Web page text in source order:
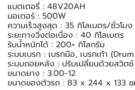
แบตเตอรี่ : 48V20AH
มอเตอร์ : 500W
ความเร็วสูงสุด : 35 กิโลเมตร/ชั่วโมง
ระยะทางวิ่งต่อเนื่อง : 40 กิโลเมตร
รับน้ำหนักได้ : 200+ กิโลกรัม
ระบบเบรก : เบรกมือ, เบรกเท้า
ระบบถอยหลัง : ปรับเปลี่ยนด้วยสวิตช์
ขนาดยาง : 3.00-12
ขนาดของตัวรถ : 83 x 244 x 133 ซ